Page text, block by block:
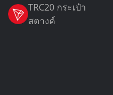
TRC20 กระเป๋า
สตางค์